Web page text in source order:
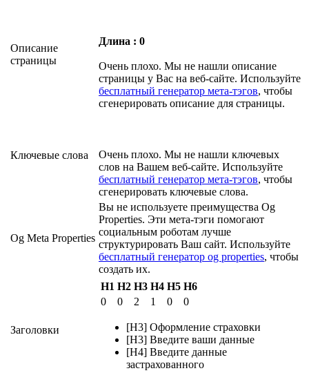
Описание
страницы
Длина : 0
Очень плохо. Мы не нашли описание
страницы у Вас на веб-сайте. Используйте
бесплатный генератор мета-тэгов, чтобы
сгенерировать описание для страницы.
Ключевые слова
Очень плохо. Мы не нашли ключевых
слов на Вашем веб-сайте. Используйте
бесплатный генератор мета-тэгов, чтобы
сгенерировать ключевые слова.
Og Meta Properties
Вы не используете преимущества Og
Properties. Эти мета-тэги помогают
социальным роботам лучше
структурировать Ваш сайт. Используйте
бесплатный генератор og properties, чтобы
создать их.
Заголовки
H1 H2 H3 H4 H5 H6
0
0 2 1 0 0
[H3] Оформление страховки
[H3] Введите ваши данные
[H4] Введите данные
застрахованного